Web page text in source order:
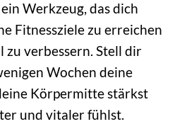
Werkzeug, das dich
Fitnessziele zu erreichen
verbessern. Stell dir
Wochen deine
Körpermitte stärkst
und vitaler fühlst.